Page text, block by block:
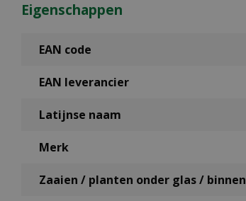
Eigenschappen
EAN code
EAN leverancier
Latijnse naam
Merk
Zaaien / planten onder glas / binnen